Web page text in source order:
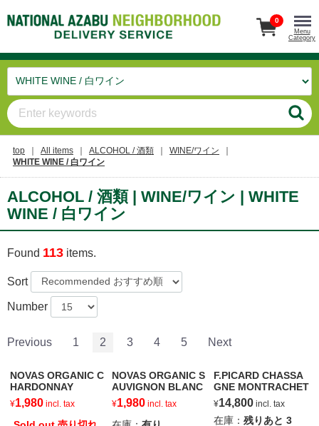
0
Menu
Category
top All items ALCOHOL / 酒類
WINE/ワイン
WHITE WINE / 白ワイン
ALCOHOL / 酒類 | WINE/ワイン | WHITE
WINE / 白ワイン
Found 113 items.
Sort
Number
Previous 1 2 3 4 5 Next
NOVAS ORGANIC C
HARDONNAY
¥1,980 incl. tax
NOVAS ORGANIC S
AUVIGNON BLANC
¥1,980incl. tax
F.PICARD CHASSA
GNE MONTRACHET
¥14,800incl. tax
在庫： 残りあと 3